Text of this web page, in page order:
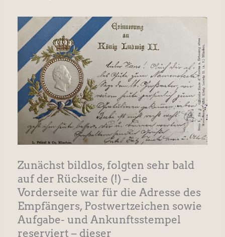
Zunächst bildlos, folgten sehr bald
auf der Rückseite (!) – die
Vorderseite war für die Adresse des
Empfängers, Postwertzeichen sowie
Aufgabe- und Ankunftsstempel
reserviert – dieser